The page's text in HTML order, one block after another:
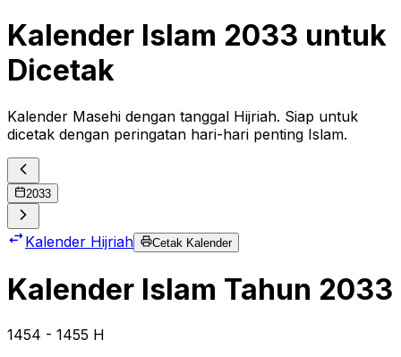
Kalender Islam 2033 untuk
Dicetak
Kalender Masehi dengan tanggal Hijriah. Siap untuk
dicetak dengan peringatan hari-hari penting Islam.
2033
Kalender Hijriah Cetak Kalender
Kalender Islam Tahun 2033
1454 - 1455 H